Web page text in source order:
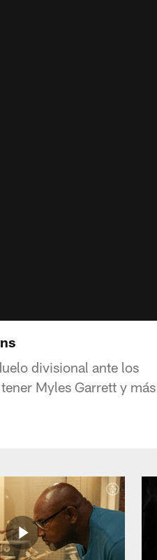
divisional ante los
Myles Garrett y más